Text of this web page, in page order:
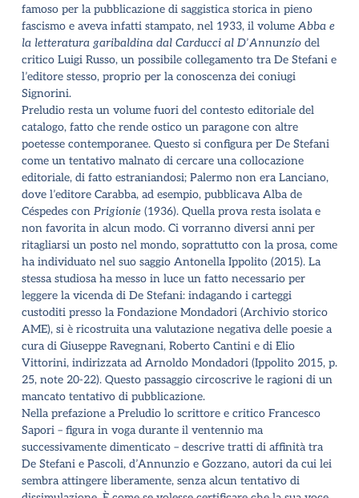
famoso per la pubblicazione di saggistica storica in pieno
fascismo e aveva infatti stampato, nel 1933, il volumeAbba e
la letteratura garibaldina dal Carducci al D’Annunziodel
critico Luigi Russo, un possibile collegamento tra De Stefani e
l’editore stesso, proprio per la conoscenza dei coniugi
Signorini.
Preludio resta un volume fuori del contesto editoriale del
catalogo, fatto che rende ostico un paragone con altre
poetesse contemporanee. Questo si configura per De Stefani
come un tentativo malnato di cercare una collocazione
editoriale, di fatto estraniandosi; Palermo non era Lanciano,
dove l’editore Carabba, ad esempio, pubblicava Alba de
Céspedes con Prigionie (1936). Quella prova resta isolata e
non favorita in alcun modo. Ci vorranno diversi anni per
ritagliarsi un posto nel mondo, soprattutto con la prosa, come
ha individuato nel suo saggio Antonella Ippolito (2015). La
stessa studiosa ha messo in luce un fatto necessario per
leggere la vicenda di De Stefani: indagando i carteggi
custoditi presso la Fondazione Mondadori (Archivio storico
AME), si è ricostruita una valutazione negativa delle poesie a
cura di Giuseppe Ravegnani, Roberto Cantini e di Elio
Vittorini, indirizzata ad Arnoldo Mondadori (Ippolito 2015, p.
25, note 20-22). Questo passaggio circoscrive le ragioni di un
mancato tentativo di pubblicazione.
Nella prefazione a Preludio lo scrittore e critico Francesco
Sapori – figura in voga durante il ventennio ma
successivamente dimenticato – descrive tratti di affinità tra
De Stefani e Pascoli, d’Annunzio e Gozzano, autori da cui lei
sembra attingere liberamente, senza alcun tentativo di